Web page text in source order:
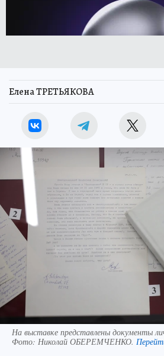
Елена ТРЕТЬЯКОВА
На выставке представлены документы
Фото: Николай ОБЕРЕМЧЕНКО.